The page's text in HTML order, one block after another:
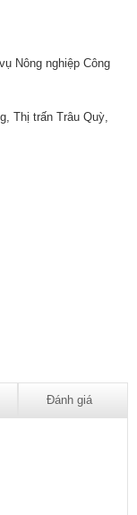
Nông nghiệp Công
Thị trấn Trâu Quỳ,
Đánh giá